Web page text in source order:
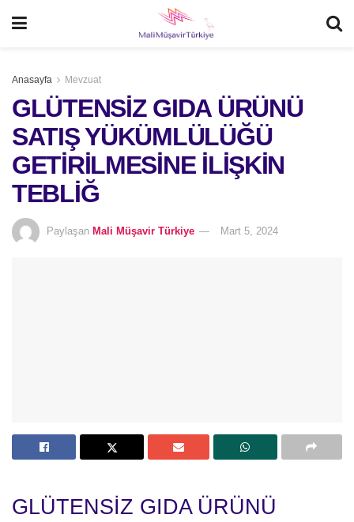
Anasayfa Mevzuat
GLÜTENSİZ GIDA ÜRÜNÜ
SATIŞ YÜKÜMLÜLÜĞÜ
GETİRİLMESİNE İLİŞKİN
TEBLİĞ
Paylaşan Mali Müşavir Türkiye Mart 5, 2024
GLÜTENSİZ GIDA ÜRÜNÜ